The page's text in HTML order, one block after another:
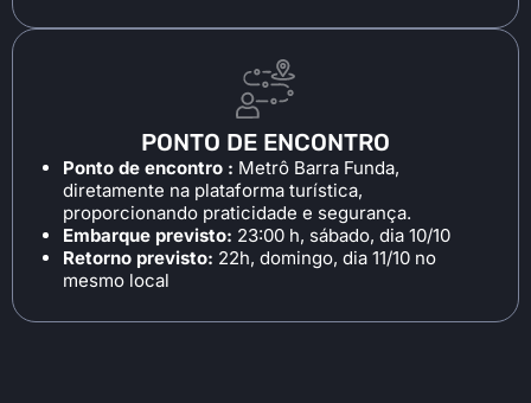
PONTO DE ENCONTRO
Ponto de encontro : Metrô Barra Funda,
diretamente na plataforma turística,
proporcionando praticidade e segurança.
Embarque previsto: 23:00 h, sábado, dia 10/10
Retorno previsto: 22h, domingo, dia 11/10 no
mesmo local